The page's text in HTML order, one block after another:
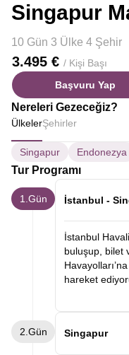
Singapur
10 Gün 3 Ülke 4 Şehir
3.495 € / Kişi Başı
Başvuru Yap
Nereleri Gezeceğiz?
ÜlkelerŞehirler
Singapur Endonezya
Tur Programı
1.Gün İstanbul -
İstanbul
buluşup, bilet
hareket
2.Gün Singapur